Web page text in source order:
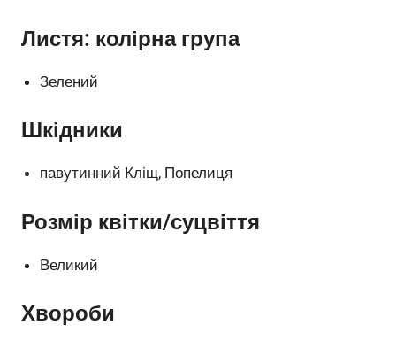
Листя: колірна група
Зелений
Шкідники
павутинний Кліщ, Попелиця
Розмір квітки/суцвіття
Великий
Хвороби